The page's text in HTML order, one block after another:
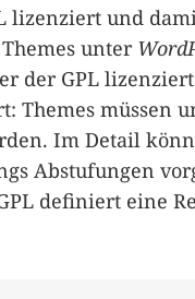
lizenziert und
unter
der GPL
Themes müssen
Im Detail
Abstufungen
definiert eine